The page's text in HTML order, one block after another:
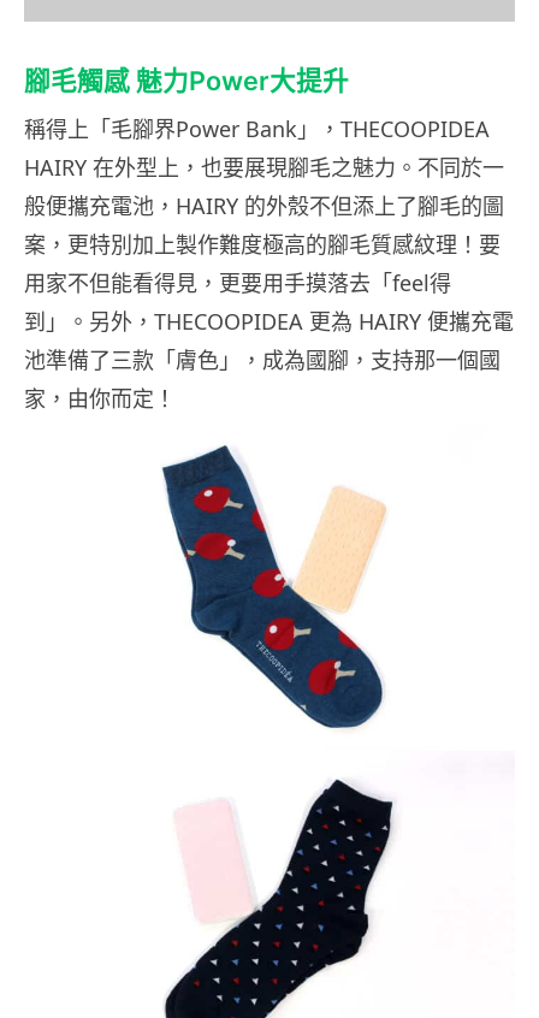
腳毛觸感 魅力Power大提升
稱得上「毛腳界Power Bank」，THECOOPIDEA
HAIRY 在外型上，也要展現腳毛之魅力。不同於一
般便攜充電池，HAIRY 的外殼不但添上了腳毛的圖
案，更特別加上製作難度極高的腳毛質感紋理！要
用家不但能看得見，更要用手摸落去「feel得
到」。另外，THECOOPIDEA 更為 HAIRY 便攜充電
池準備了三款「膚色」，成為國腳，支持那一個國
家，由你而定！